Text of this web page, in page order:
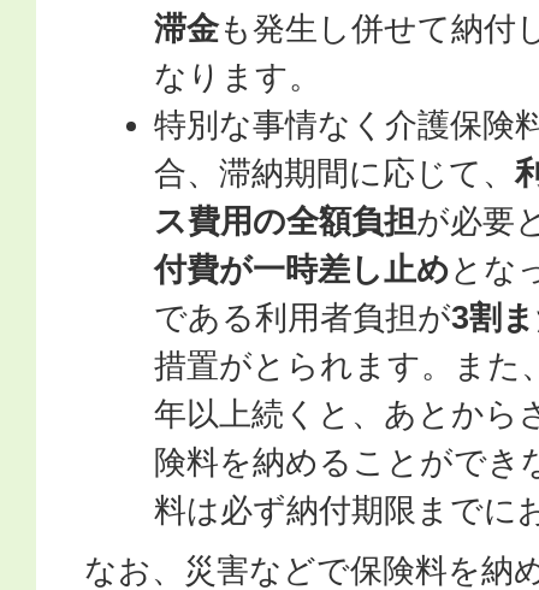
滞金も発生し併せて納付
なります。
特別な事情なく介護保険
合、滞納期間に応じて、
ス費用の全額負担が必要
付費が一時差し止めとな
である利用者負担が3割
措置がとられます。また
年以上続くと、あとから
険料を納めることができ
料は必ず納付期限までに
なお、災害などで保険料を納